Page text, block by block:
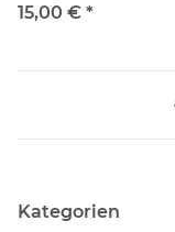
15,00 € *
Kategorien